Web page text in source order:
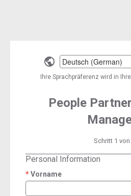
Select
a
language
Ihre Sprachpräferenz wird in
People
Schritt 1 von
Personal Information
Vorname
required